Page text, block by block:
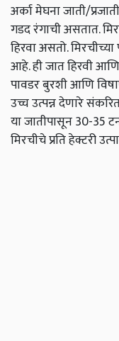
अर्का मेघना जाती/
गडद रंगाची असतात.
हिरवा असतो.
आहे. ही जात हिरवी
पावडर बुरशी आणि
उच्च उत्पन्न देणारे
या जातीपासून 30-35
मिरचीचे प्रति हेक्टरी